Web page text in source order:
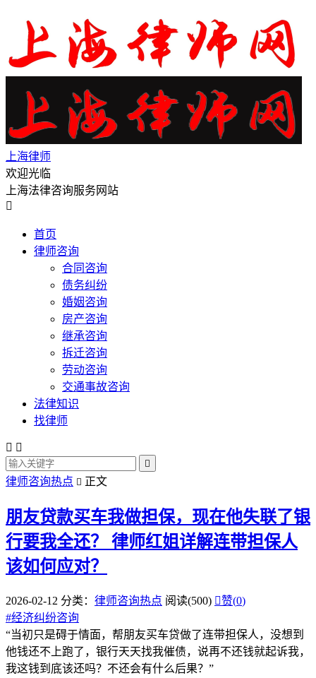
上海律师
欢迎光临
上海法律咨询服务网站

首页
律师咨询
合同咨询
债务纠纷
婚姻咨询
房产咨询
继承咨询
拆迁咨询
劳动咨询
交通事故咨询
法律知识
找律师
 

律师咨询热点  正文
朋友贷款买车我做担保，现在他失联了银
行要我全还？ 律师红姐详解连带担保人
该如何应对？
2026-02-12 分类： 律师咨询热点 阅读(500) 赞(0)
#经济纠纷咨询
“当初只是碍于情面，帮朋友买车贷做了连带担保人，没想到
他钱还不上跑了，银行天天找我催债，说再不还钱就起诉我，
我这钱到底该还吗？不还会有什么后果？”